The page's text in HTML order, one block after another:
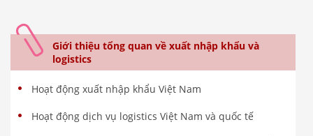
Giới thiệu tổng quan về xuất nhập khẩu và
logistics
Hoạt động xuất nhập khẩu Việt Nam
Hoạt động dịch vụ logistics Việt Nam và quốc tế